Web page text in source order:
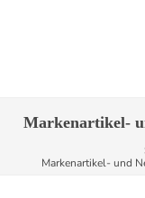
Markenartikel-
Markenartikel- und